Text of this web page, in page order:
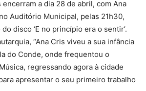
encerram a dia 28 de abril, com Ana
Auditório Municipal, pelas 21h30,
disco ‘E no princípio era o sentir’.
“Ana Cris viveu a sua infância
do Conde, onde frequentou o
regressando agora à cidade
apresentar o seu primeiro trabalho